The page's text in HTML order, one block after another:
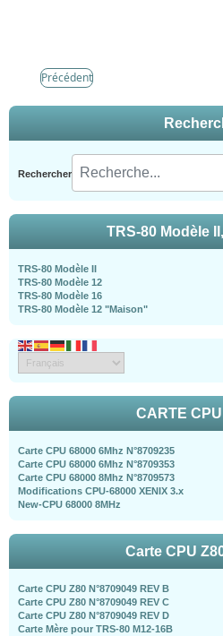
Précédent
Rechercher
TRS-80 Modèle
TRS-80 Modèle II
TRS-80 Modèle 12
TRS-80 Modèle 16
TRS-80 Modèle 12 "Maison"
CARTE
Carte CPU 68000 6Mhz N°8709235
Carte CPU 68000 6Mhz N°8709353
Carte CPU 68000 8Mhz N°8709573
Modifications CPU-68000 XENIX 3.x
New-CPU 68000 8MHz
Carte CPU
Carte CPU Z80 N°8709049 REV B
Carte CPU Z80 N°8709049 REV C
Carte CPU Z80 N°8709049 REV D
Carte Mère pour TRS-80 M12-16B